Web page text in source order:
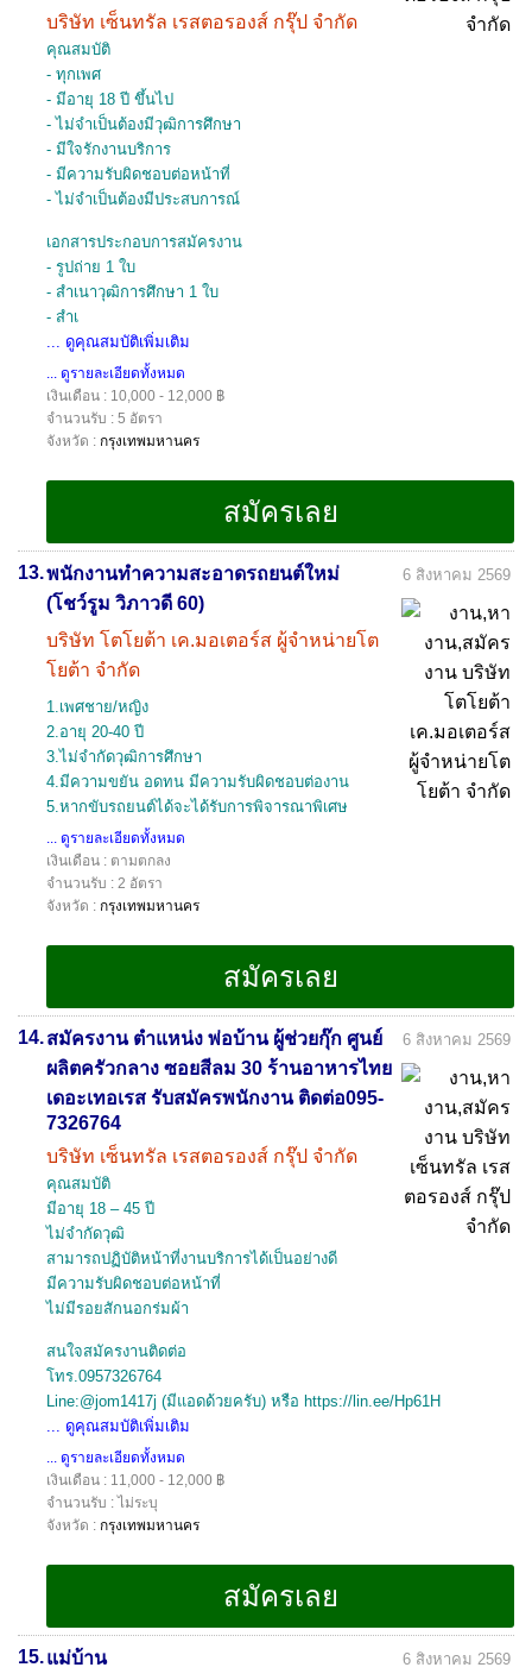
บริษัท เซ็นทรัล เรสตอรองส์ กรุ๊ป จำกัด
คุณสมบัติ
- ทุกเพศ
- มีอายุ 18 ปี ขึ้นไป
- ไม่จำเป็นต้องมีวุฒิการศึกษา
- มีใจรักงานบริการ
- มีความรับผิดชอบต่อหน้าที่
- ไม่จำเป็นต้องมีประสบการณ์
เอกสารประกอบการสมัครงาน
- รูปถ่าย 1 ใบ
- สำเนาวุฒิการศึกษา 1 ใบ
- สำเ
... ดูคุณสมบัติเพิ่มเติม
... ดูรายละเอียดทั้งหมด
เงินเดือน : 10,000 - 12,000 ฿
จำนวนรับ : 5 อัตรา
จังหวัด : กรุงเทพมหานคร
13.พนักงานทำความสะอาดรถยนต์ใหม่
(โชว์รูม วิภาวดี 60)
บริษัท โตโยต้า เค.มอเตอร์ส ผู้จำหน่ายโต
โยต้า จำกัด
6 สิงหาคม 2569
1.เพศชาย/หญิง
2.อายุ 20-40 ปี
3.ไม่จำกัดวุฒิการศึกษา
4.มีความขยัน อดทน มีความรับผิดชอบต่องาน
5.หากขับรถยนต์ได้จะได้รับการพิจารณาพิเศษ
... ดูรายละเอียดทั้งหมด
เงินเดือน : ตามตกลง
จำนวนรับ : 2 อัตรา
จังหวัด : กรุงเทพมหานคร
14.สมัครงาน ตำแหน่ง พ่อบ้าน ผู้ช่วยกุ๊ก ศูนย์
ผลิตครัวกลาง ซอยสีลม 30 ร้านอาหารไทย
เดอะเทอเรส รับสมัครพนักงาน ติดต่อ095-
7326764
บริษัท เซ็นทรัล เรสตอรองส์ กรุ๊ป จำกัด
6 สิงหาคม 2569
คุณสมบัติ
มีอายุ 18 – 45 ปี
ไม่จำกัดวุฒิ
สามารถปฏิบัติหน้าที่งานบริการได้เป็นอย่างดี
มีความรับผิดชอบต่อหน้าที่
ไม่มีรอยสักนอกร่มผ้า
สนใจสมัครงานติดต่อ
โทร.0957326764
Line:@jom1417j (มีแอดด้วยครับ) หรือ https://lin.ee/Hp61H
... ดูคุณสมบัติเพิ่มเติม
... ดูรายละเอียดทั้งหมด
เงินเดือน : 11,000 - 12,000 ฿
จำนวนรับ : ไม่ระบุ
จังหวัด : กรุงเทพมหานคร
15.แม่บ้าน 6 สิงหาคม 2569